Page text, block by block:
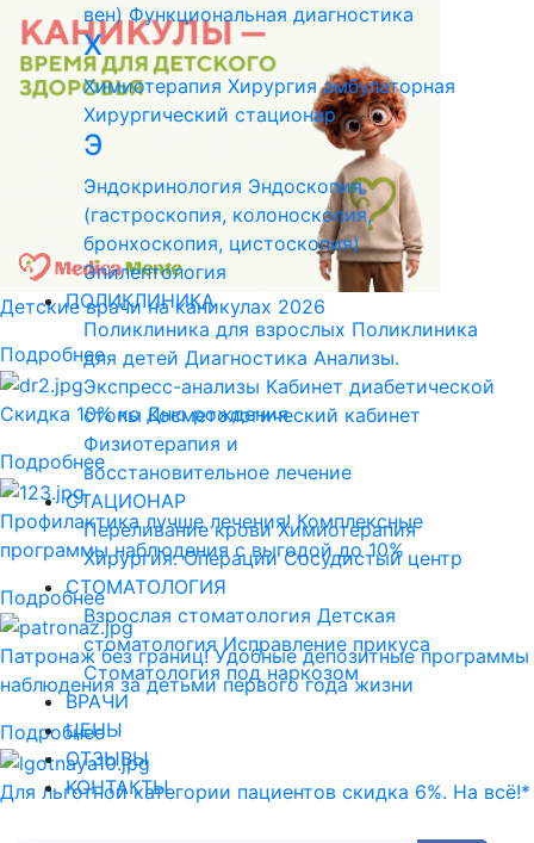
Детские врачи на каникулах 2026
Подробнее
Скидка 10% ко Дню рождения
Подробнее
Профилактика лучше лечения! Комплексные
программы наблюдения с выгодой до 10%
Подробнее
Патронаж без границ! Удобные депозитные программы
наблюдения за детьми первого года жизни
Подробнее
Для льготной категории пациентов скидка 6%. На всё!*
вен) Функциональная диагностика
Х
Химиотерапия Хирургия амбулаторная
Хирургический стационар
Э
Эндокринология Эндоскопия
(гастроскопия, колоноскопия,
бронхоскопия, цистоскопия)
Эпилептология
ПОЛИКЛИНИКА
Поликлиника для взрослых Поликлиника
для детей Диагностика Анализы.
Экспресс-анализы Кабинет диабетической
стопы Косметологический кабинет
Физиотерапия и
восстановительное лечение
СТАЦИОНАР
Переливание крови Химиотерапия
Хирургия. Операции Сосудистый центр
СТОМАТОЛОГИЯ
Взрослая стоматология Детская
стоматология Исправление прикуса
Стоматология под наркозом
ВРАЧИ
ЦЕНЫ
ОТЗЫВЫ
КОНТАКТЫ